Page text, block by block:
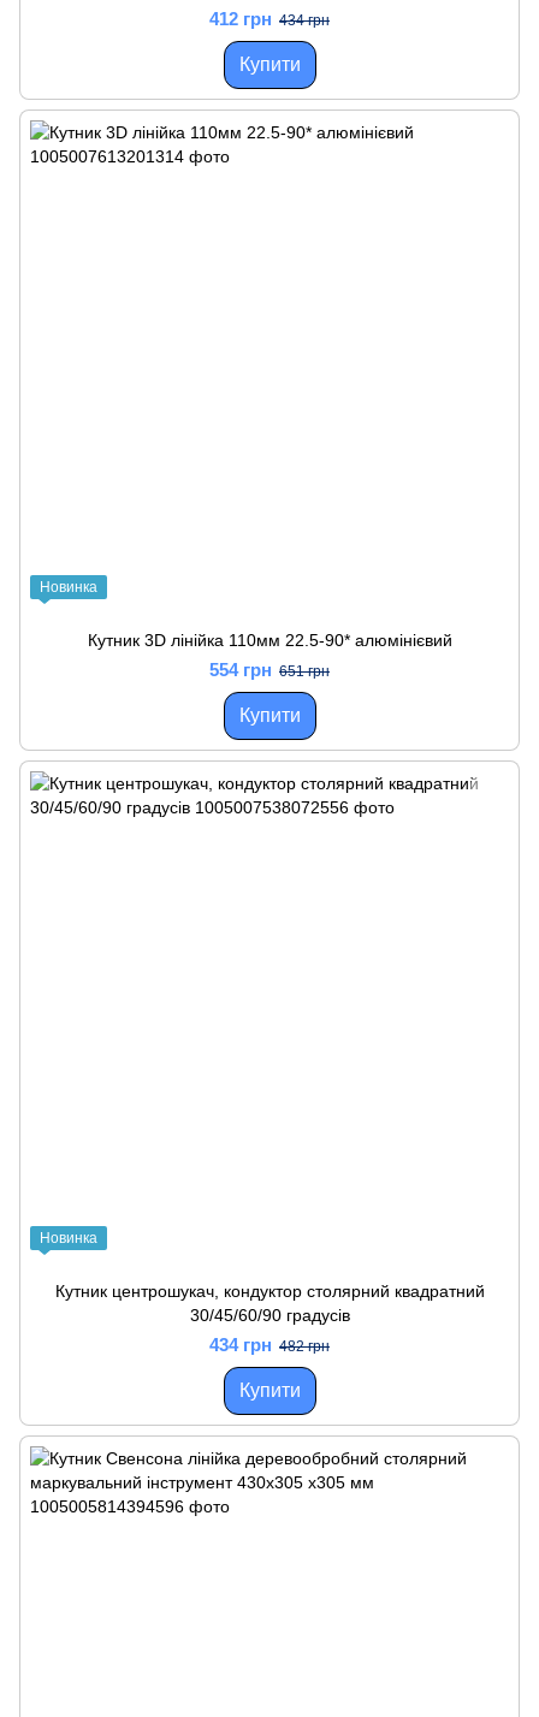
412 грн 434 грн
Купити
Новинка
Кутник 3D лінійка 110мм 22.5-90* алюмінієвий
554 грн 651 грн
Купити
Новинка
Кутник центрошукач, кондуктор столярний квадратний
30/45/60/90 градусів
434 грн 482 грн
Купити